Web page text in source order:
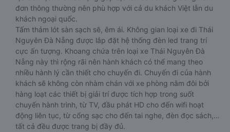
đơn thông thường nên phù hợp với cả du khách Việt lẫn du
khách ngoại quốc.
Tấm thảm lót sàn sạch sẽ, êm ái. Không gian loại xe đi Thái
Nguyên Đà Nẵng được lắp đặt hệ thống đèn led trang trí
cực ấn tượng. Khoang chứa trên loại xe Thái Nguyên Đà
Nẵng này thì rộng rãi nên hành khách có thể mang theo
nhiều hành lý cần thiết cho chuyến đi. Chuyến đi của hành
khách sẽ không còn nhàm chán với xe phòng nằm đôi bởi
hàng loạt các thiết bị giải trí được tích hợp trong suốt
chuyến hành trình, từ TV, đầu phát HD cho đến wifi hoạt
động liên tục, từ cổng sạc cho đến tai nghe, đèn đọc sách,…
tất cả đều được trang bị đầy đủ.